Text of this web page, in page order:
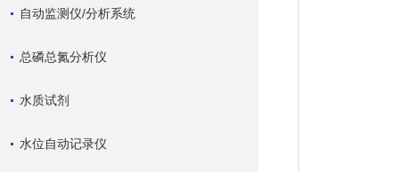
自动监测仪/分析系统
总磷总氮分析仪
水质试剂
水位自动记录仪